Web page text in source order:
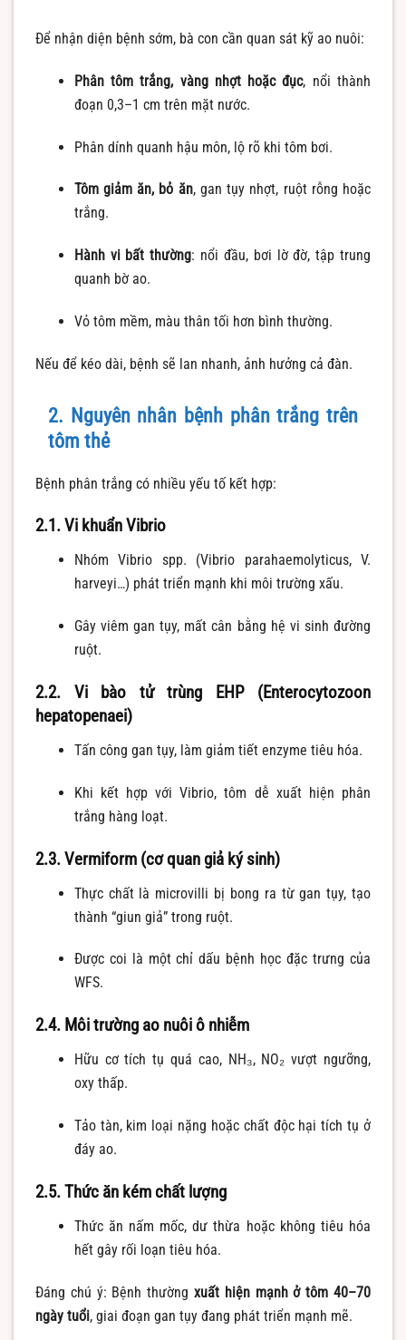
Để nhận diện bệnh sớm, bà con cần quan sát kỹ ao nuôi:
Phân tôm trắng, vàng nhợt hoặc đục, nổi thành
đoạn 0,3–1 cm trên mặt nước.
Phân dính quanh hậu môn, lộ rõ khi tôm bơi.
Tôm giảm ăn, bỏ ăn, gan tụy nhợt, ruột rỗng hoặc
trắng.
Hành vi bất thường: nổi đầu, bơi lờ đờ, tập trung
quanh bờ ao.
Vỏ tôm mềm, màu thân tối hơn bình thường.
Nếu để kéo dài, bệnh sẽ lan nhanh, ảnh hưởng cả đàn.
2. Nguyên nhân bệnh phân trắng trên
tôm thẻ
Bệnh phân trắng có nhiều yếu tố kết hợp:
2.1. Vi khuẩn Vibrio
Nhóm Vibrio spp. (Vibrio parahaemolyticus, V.
harveyi…) phát triển mạnh khi môi trường xấu.
Gây viêm gan tụy, mất cân bằng hệ vi sinh đường
ruột.
2.2. Vi bào tử trùng EHP (Enterocytozoon
hepatopenaei)
Tấn công gan tụy, làm giảm tiết enzyme tiêu hóa.
Khi kết hợp với Vibrio, tôm dễ xuất hiện phân
trắng hàng loạt.
2.3. Vermiform (cơ quan giả ký sinh)
Thực chất là microvilli bị bong ra từ gan tụy, tạo
thành “giun giả” trong ruột.
Được coi là một chỉ dấu bệnh học đặc trưng của
WFS.
2.4. Môi trường ao nuôi ô nhiễm
Hữu cơ tích tụ quá cao, NH₃, NO₂ vượt ngưỡng,
oxy thấp.
Tảo tàn, kim loại nặng hoặc chất độc hại tích tụ ở
đáy ao.
2.5. Thức ăn kém chất lượng
Thức ăn nấm mốc, dư thừa hoặc không tiêu hóa
hết gây rối loạn tiêu hóa.
Đáng chú ý: Bệnh thường xuất hiện mạnh ở tôm 40–70
ngày tuổi, giai đoạn gan tụy đang phát triển mạnh mẽ.